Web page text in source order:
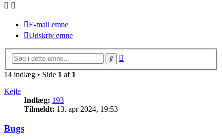
E-mail emne
Udskriv emne
Søg
14 indlæg • Side 1 af 1
Kejle
Indlæg: 193
Tilmeldt: 13. apr 2024, 19:53
Bugs